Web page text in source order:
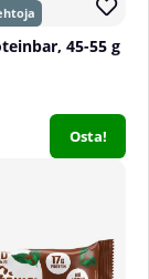
45-55 g
Osta!